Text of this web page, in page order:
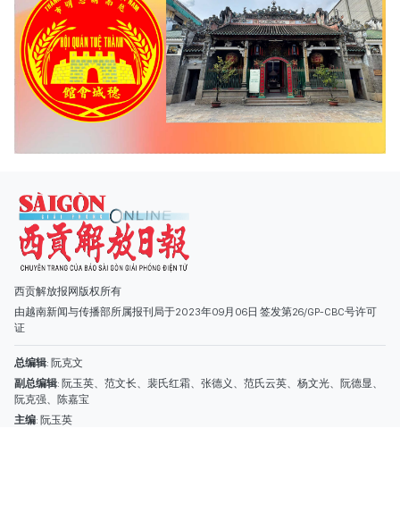
西贡解放报网版权所有
由越南新闻与传播部所属报刊局于2023年09月06日 签发第26/GP-CBC号许可
副总编辑: 阮玉英、范文长、裴氏红霜、张德义、范氏云英、杨文光、阮德显、
阮克强、陈嘉宝
主编: 阮玉英
社址: 胡志明市棋盘坊阮氏明开街432-434号
总台: (028) 39294091 - 转 060
热线: 096.558.1888
编辑部: (028) 39294092 - 转 060
电子信箱
广告部
(028) 38334185
quangcaohoavan09@gmail.com;